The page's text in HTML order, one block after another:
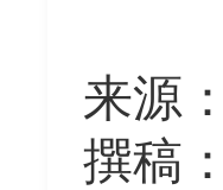
来源
撰稿